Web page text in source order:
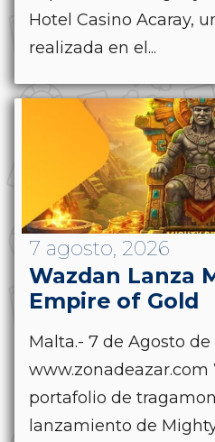
Hotel Casino Acaray,
realizada en el...
7 agosto, 2026
Wazdan Lanza
Empire of Gold
Malta.- 7 de Agosto de
portafolio de
lanzamiento de